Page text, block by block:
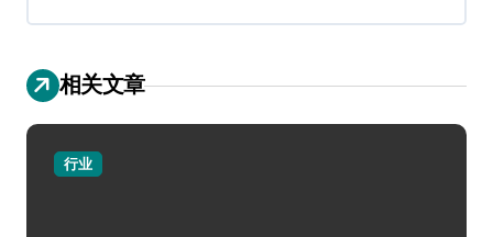
相关文章
行业